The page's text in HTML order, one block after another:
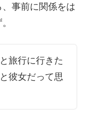
事前に関係をは
旅行に行きた
彼女だって思